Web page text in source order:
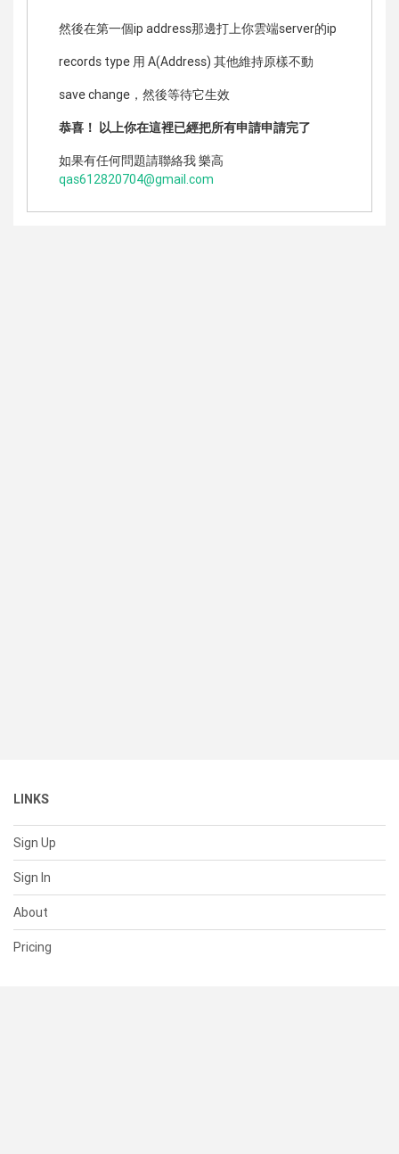
然後在第一個ip address那邊打上你雲端server的ip
records type 用 A(Address) 其他維持原樣不動
save change，然後等待它生效
恭喜！ 以上你在這裡已經把所有申請申請完了
如果有任何問題請聯絡我 樂高
qas612820704@gmail.com
LINKS
Sign Up
Sign In
About
Pricing